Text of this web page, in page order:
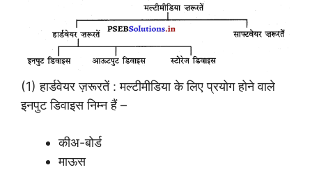
(1) हार्डवेयर ज़रूरतें : मल्टीमीडिया के लिए प्रयोग होने वाले
इनपुट डिवाइस निम्न हैं –
कीअ-बोर्ड
माऊस